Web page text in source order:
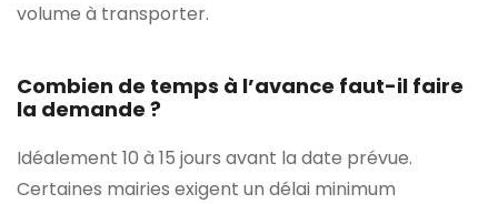
volume à transporter.
Combien de temps à l’avance faut-il faire
la demande ?
Idéalement 10 à 15 jours avant la date prévue.
Certaines mairies exigent un délai minimum